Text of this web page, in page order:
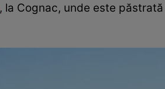
, la Cognac, unde este